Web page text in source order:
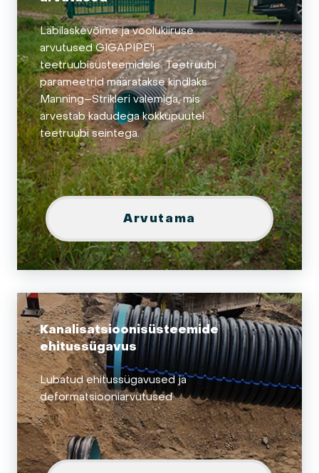
Läbilaskevõime ja voolukiiruse
arvutused GIGAPIPE'i
teetruubisüsteemidele. Teetruubi
parameetrid määratakse kindlaks
Manning–Strikleri valemiga, mis
arvestab kadudega kokkupuutel
teetruubi seintega.
Arvutama
Kanalisatsioonisüsteemide
ehitussügavus
Lubatud ehitussügavused ja
deformatsiooniarvutused